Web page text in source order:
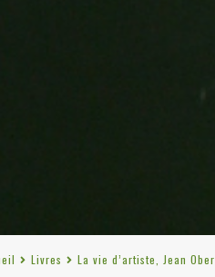
Livres La vie d’artiste, Jean